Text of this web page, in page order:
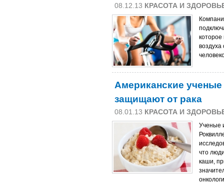
08.12.13 КРАСОТА И
воздуха
Американские
защищают от рака
08.01.13 КРАСОТА И
Ученые
что
каши,